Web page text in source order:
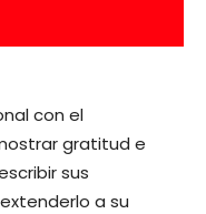
con el
gratitud e
sus
a su